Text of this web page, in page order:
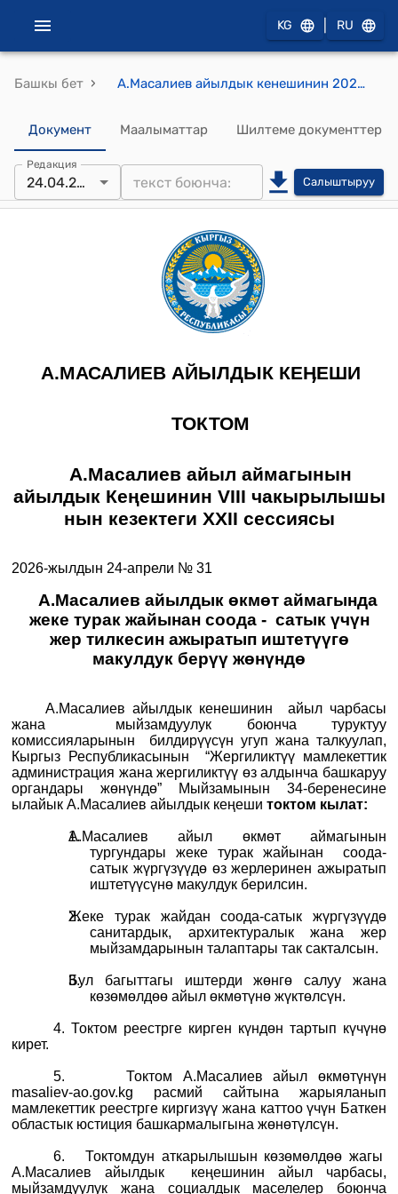
KG RU
Башкы бет › А.Масалиев айылдык кенешинин 2026-жылдын 24-апрелиндеги №31 "А.Масалиев айылдык өкмөт аймагында жеке турак жайынан соода - сатык үчүн жер тилкесин ажыратып иштетүүгө макулдук берүү жөнүндө" токтому
Документ Маалыматтар Шилтеме документтер
Редакция
24.04.2026 Салыштыруу